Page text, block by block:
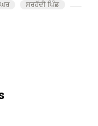
ਘਰ ਸਰਹੱਦੀ ਪਿੰਡ